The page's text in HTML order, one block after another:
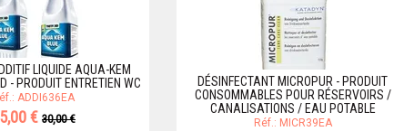
LIQUIDE AQUA-KEM
- PRODUIT ENTRETIEN WC
ADDI636EA
€ 30,00 €
DÉSINFECTANT MICROPUR - PRODUIT
CONSOMMABLES POUR RÉSERVOIRS /
CANALISATIONS / EAU POTABLE
Réf.: MICR39EA